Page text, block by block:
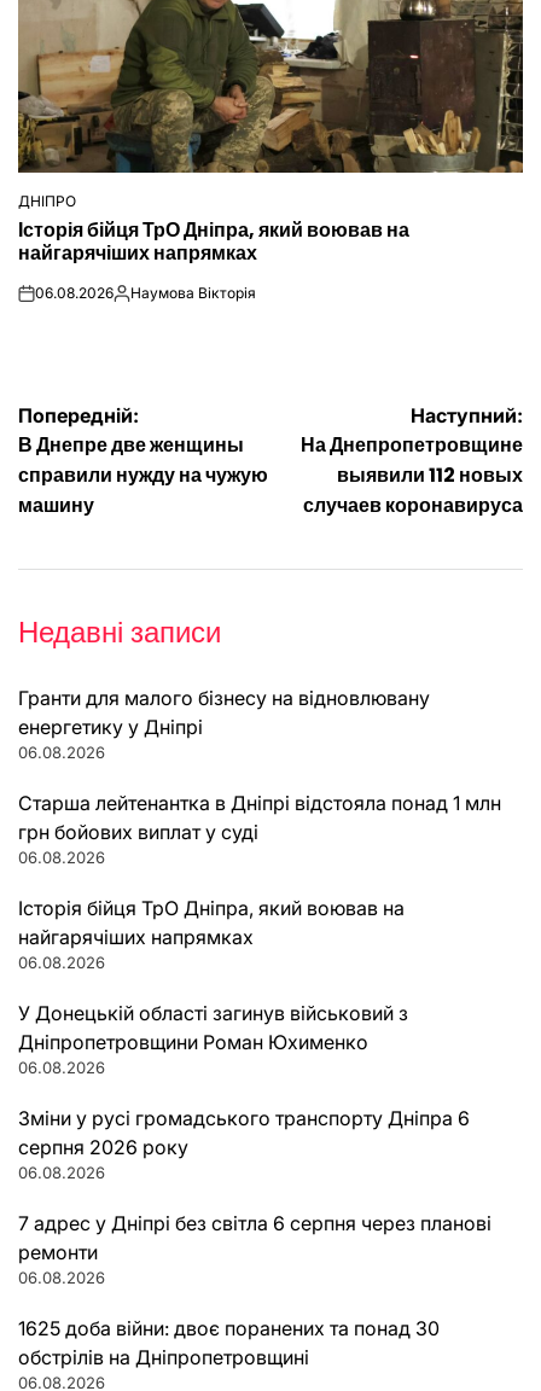
ОПУБЛІКУВАТИ
У
ДНІПРО
Історія бійця ТрО Дніпра, який воював на
найгарячіших напрямках
on06.08.2026Опубліковано
Наумова Вікторія
Навігація
записів
Попередній:
В Днепре две женщины
справили нужду на чужую
машину
Наступний:
На Днепропетровщине
выявили 112 новых
случаев коронавируса
Недавні записи
Гранти для малого бізнесу на відновлювану
енергетику у Дніпрі
06.08.2026
Старша лейтенантка в Дніпрі відстояла понад 1 млн
грн бойових виплат у суді
06.08.2026
Історія бійця ТрО Дніпра, який воював на
найгарячіших напрямках
06.08.2026
У Донецькій області загинув військовий з
Дніпропетровщини Роман Юхименко
06.08.2026
Зміни у русі громадського транспорту Дніпра 6
серпня 2026 року
06.08.2026
7 адрес у Дніпрі без світла 6 серпня через планові
ремонти
06.08.2026
1625 доба війни: двоє поранених та понад 30
обстрілів на Дніпропетровщині
06.08.2026